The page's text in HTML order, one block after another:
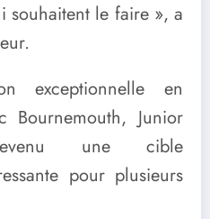
souhaitent le faire », a
exceptionnelle en
Bournemouth, Junior
une cible
pour plusieurs